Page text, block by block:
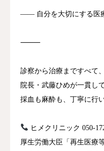
―― 自分を大切にする医
⸻
診察から治療まですべて、
院長・武藤ひめが一貫し
採血も麻酔も、丁寧に行
ヒメクリニック 050-
厚生労働大臣「再生医療